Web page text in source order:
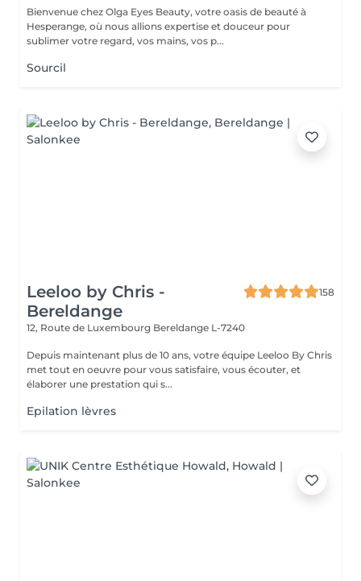
Bienvenue chez Olga Eyes Beauty, votre oasis de beauté à
Hesperange, où nous allions expertise et douceur pour
sublimer votre regard, vos mains, vos p...
Sourcil
Leeloo by Chris -
Bereldange
158
12, Route de Luxembourg Bereldange L-7240
Depuis maintenant plus de 10 ans, votre équipe Leeloo By Chris
met tout en oeuvre pour vous satisfaire, vous écouter, et
élaborer une prestation qui s...
Epilation lèvres